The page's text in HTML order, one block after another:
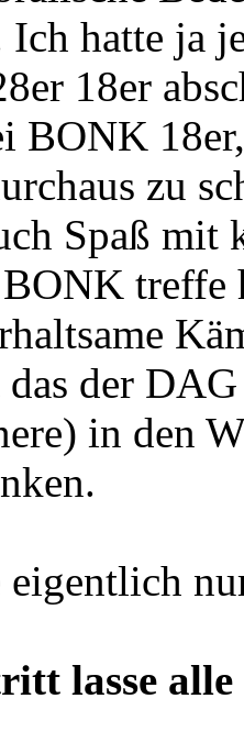
Ich hatte ja
18er
BONK
zu
Spaß mit
das der
in den
eigentlich
lasse